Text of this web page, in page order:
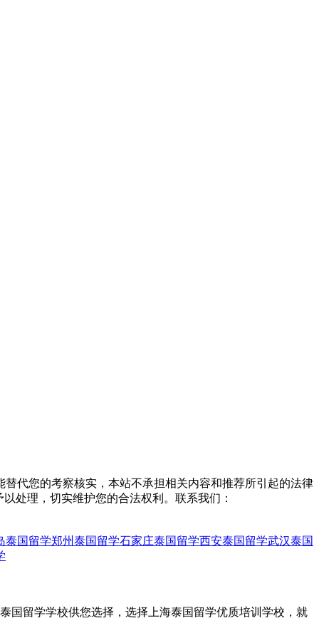
代您的考察核实，本站不承担相关内容和推荐所引起的法律
处理，切实维护您的合法权利。联系我们：
泰国留学郑州泰国留学石家庄泰国留学西安泰国留学武汉泰国
国留学学校供您选择，选择上海泰国留学优质培训学校，就